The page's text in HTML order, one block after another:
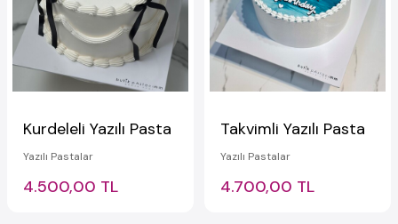
Kurdeleli Yazılı Pasta
Yazılı Pastalar
4.500,00 TL
Takvimli Yazılı Pasta
Yazılı Pastalar
4.700,00 TL